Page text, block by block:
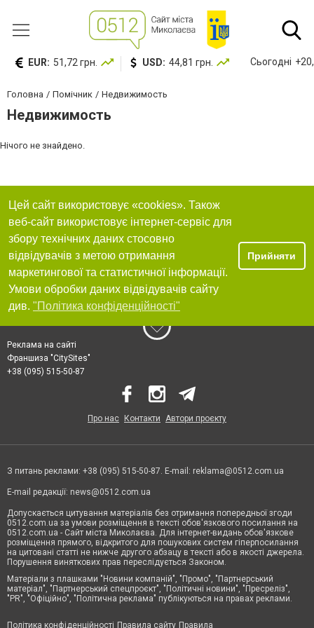
EUR: 51,72 грн. USD: 44,81 грн. Сьогодні
Головна Помічник Недвижимость
Недвижимость
Нічого не знайдено.
Цей сайт використовує «cookies». Також
веб-сайт використовує інтернет-сервіс для
збору технічних даних стосовно
відвідувачів з метою отримання
маркетингової та статистичної інформації.
Умови обробки даних відвідувачів сайту
див. "Політика конфіденційності"
Прийняти
Реклама на сайті
Франшиза "CitySites"
+38 (095) 515-50-87
Про нас Контакти Автори проєкту
З питань реклами: +38 (095) 515-50-87. E-mail: reklama@0512.com.ua
E-mail редакції: news@0512.com.ua
Допускається цитування матеріалів без отримання попередньої згоди
0512.com.ua за умови розміщення в тексті обов'язкового посилання на
0512.com.ua - Сайт міста Миколаєва. Для інтернет-видань обов'язкове
розміщення прямого, відкритого для пошукових систем гіперпосилання
на цитовані статті не нижче другого абзацу в тексті або в якості джерела.
Порушення виняткових прав переслідується Законом.
Матеріали з плашками "Новини компаній", "Промо", "Партнерський
матеріал", "Партнерський спецпроєкт", "Політичні новини", "Пресреліз",
"PR", "Офіційно", "Політична реклама" публікуються на правах реклами.
Політика конфіденційності Правила сайту Правила